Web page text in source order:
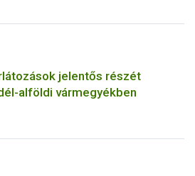
jelentős részét
alföldi vármegyékben